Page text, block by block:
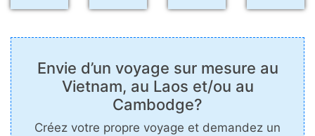
Envie d’un voyage sur mesure au
Vietnam, au Laos et/ou au
Cambodge?
Créez votre propre voyage et demandez un